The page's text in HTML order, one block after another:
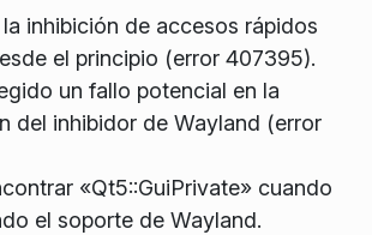
inhibición de accesos rápidos
el principio (error 407395).
un fallo potencial en la
del inhibidor de Wayland (error
«Qt5::GuiPrivate» cuando
el soporte de Wayland.